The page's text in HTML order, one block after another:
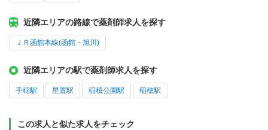
近隣エリアの路線で薬剤師求人を探す
ＪＲ函館本線(函館－旭川)
近隣エリアの駅で薬剤師求人を探す
手稲駅 星置駅 稲積公園駅 稲穂駅
この求人と似た求人をチェック